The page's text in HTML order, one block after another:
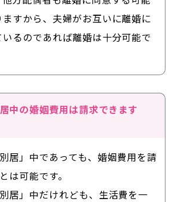
すから、夫婦がお互いに離婚に
るのであれば離婚は十分可能で
中の婚姻費用は請求できます
別居」中であっても、婚姻費用を請
は可能です。
別居」中だけれども、生活費を一